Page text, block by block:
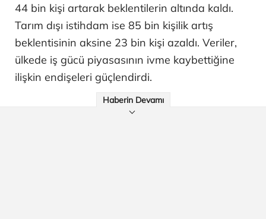
44 bin kişi artarak beklentilerin altında kaldı.
Tarım dışı istihdam ise 85 bin kişilik artış
beklentisinin aksine 23 bin kişi azaldı. Veriler,
ülkede iş gücü piyasasının ivme kaybettiğine
ilişkin endişeleri güçlendirdi.
Haberin Devamı